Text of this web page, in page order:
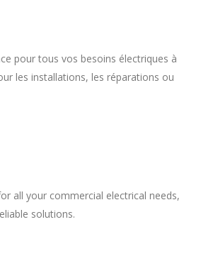
pour tous vos besoins électriques à
les installations, les réparations ou
all your commercial electrical needs,
solutions.